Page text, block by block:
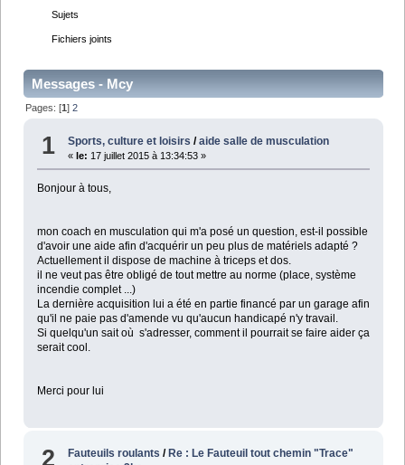
Sujets
Fichiers joints
Messages - Mcy
Pages: [1]2
1 Sports, culture et loisirs /aide salle de musculation
«le: 17 juillet 2015 à 13:34:53 »
Bonjour à tous,
mon coach en musculation qui m'a posé un question, est-il possible
d'avoir une aide afin d'acquérir un peu plus de matériels adapté ?
Actuellement il dispose de machine à triceps et dos.
il ne veut pas être obligé de tout mettre au norme (place, système
incendie complet ...)
La dernière acquisition lui a été en partie financé par un garage afin
qu'il ne paie pas d'amende vu qu'aucun handicapé n'y travail.
Si quelqu'un sait où s'adresser, comment il pourrait se faire aider ça
serait cool.
Merci pour lui
2 Fauteuils roulants / Re : Le Fauteuil tout chemin "Trace"